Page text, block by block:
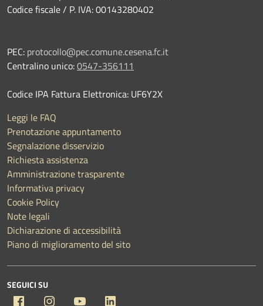
Codice fiscale / P. IVA: 00143280402
PEC: protocollo@pec.comune.cesena.fc.it
Centralino unico:0547-356111
Codice IPA Fattura Elettronica: UF6Y2X
Leggi le FAQ
Prenotazione appuntamento
Segnalazione disservizio
Richiesta assistenza
Amministrazione trasparente
Informativa privacy
Cookie Policy
Note legali
Dichiarazione di accessibilità
Piano di miglioramento del sito
SEGUICI SU
Facebook Instagram YouTube